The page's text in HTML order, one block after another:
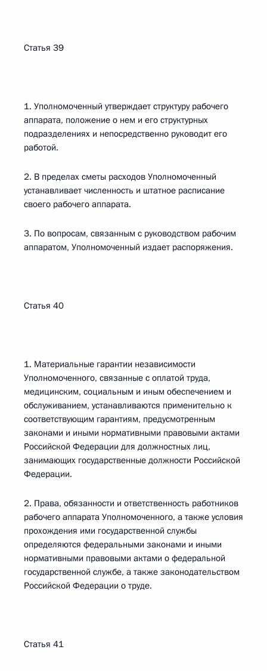
Статья 39
1. Уполномоченный утверждает структуру рабочего
аппарата, положение о нем и его структурных
подразделениях и непосредственно руководит его
работой.
2. В пределах сметы расходов Уполномоченный
устанавливает численность и штатное расписание
своего рабочего аппарата.
3. По вопросам, связанным с руководством рабочим
аппаратом, Уполномоченный издает распоряжения.
Статья 40
1. Материальные гарантии независимости
Уполномоченного, связанные с оплатой труда,
медицинским, социальным и иным обеспечением и
обслуживанием, устанавливаются применительно к
соответствующим гарантиям, предусмотренным
законами и иными нормативными правовыми актами
Российской Федерации для должностных лиц,
занимающих государственные должности Российской
Федерации.
2. Права, обязанности и ответственность работников
рабочего аппарата Уполномоченного, а также условия
прохождения ими государственной службы
определяются федеральными законами и иными
нормативными правовыми актами о федеральной
государственной службе, а также законодательством
Российской Федерации о труде.
Статья 41